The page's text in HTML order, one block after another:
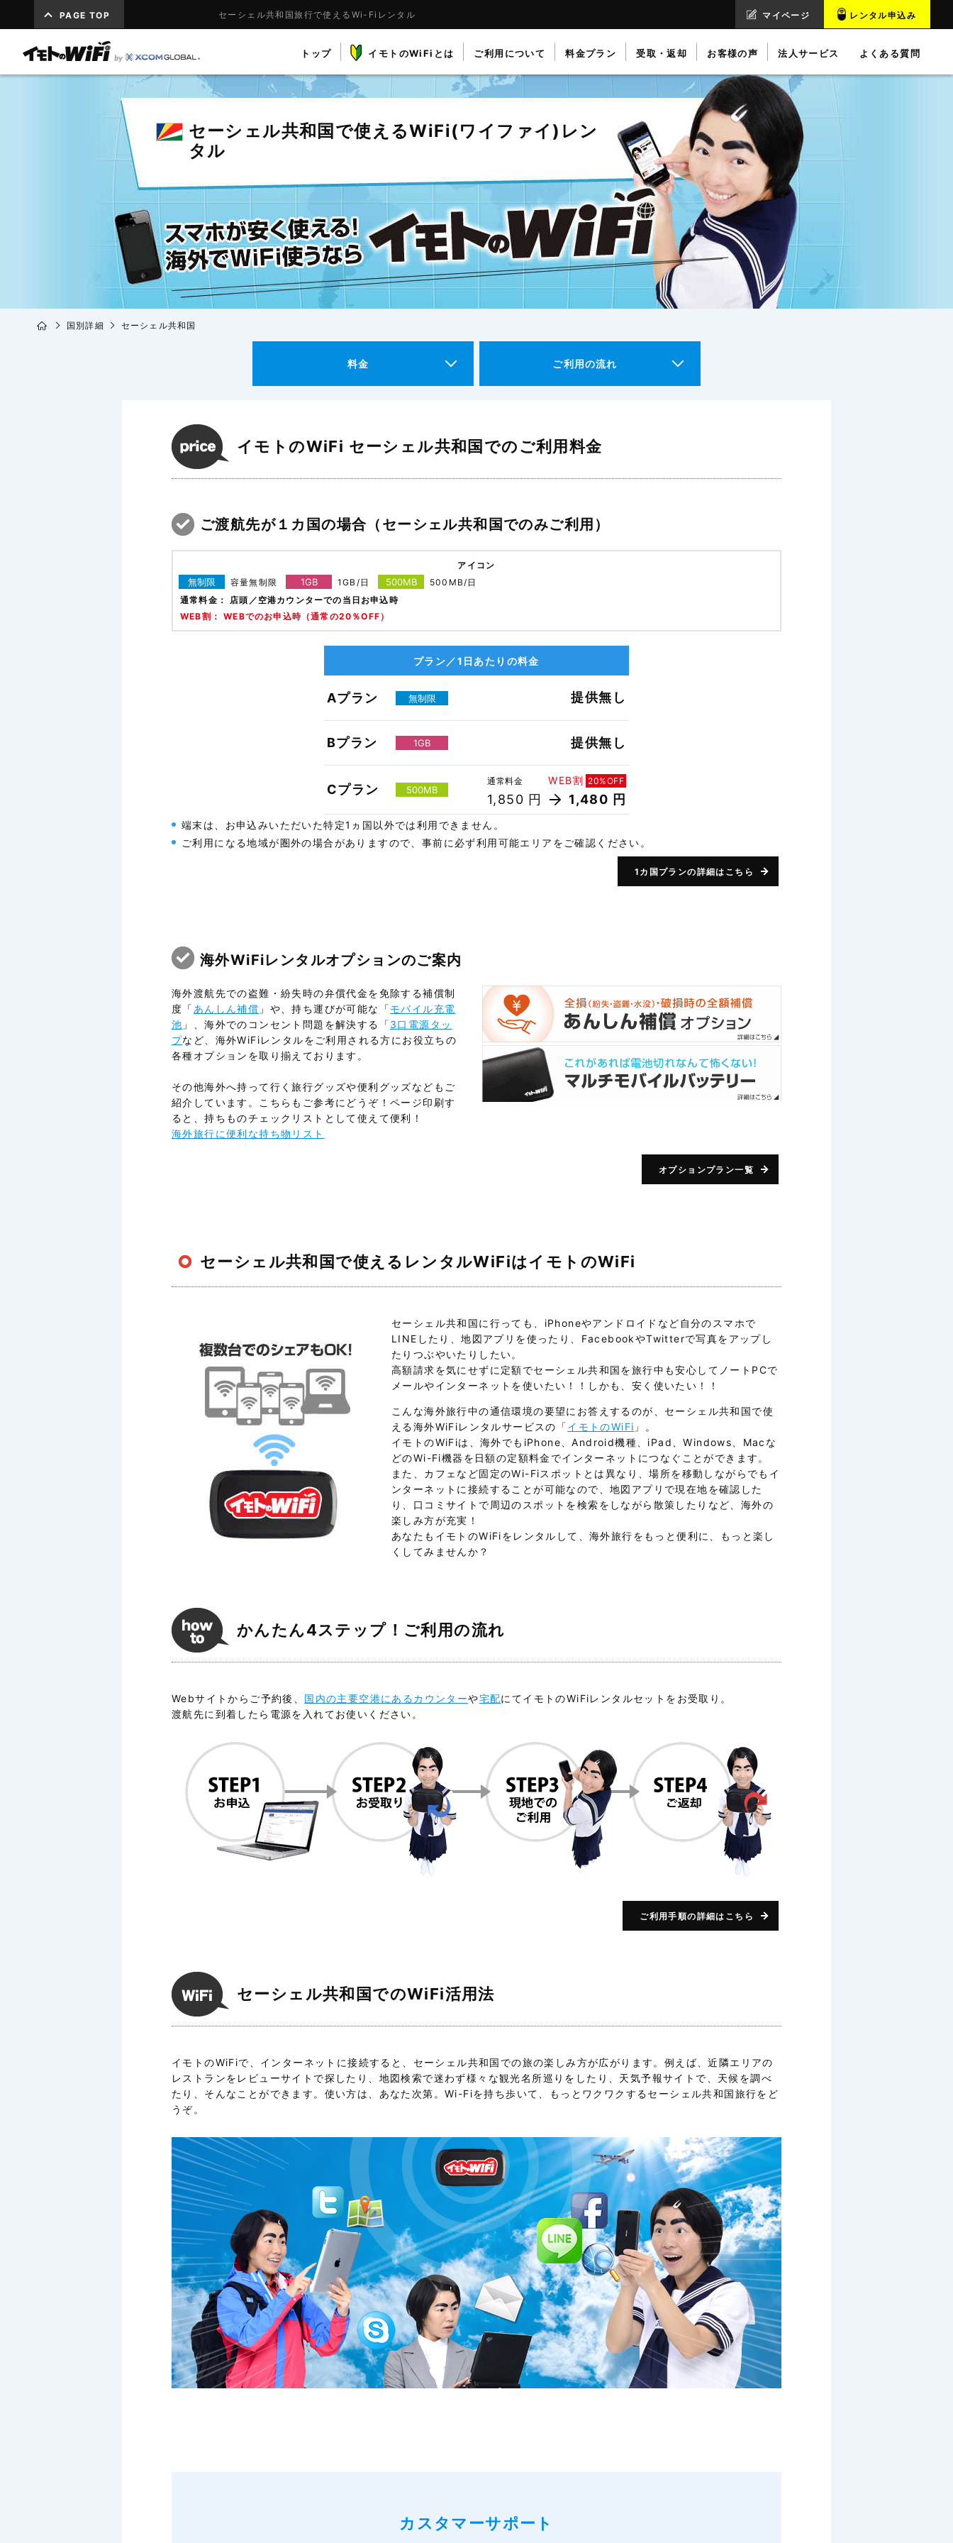
セーシェル共和国旅行で使えるWi-Fiレンタル
PAGE TOP マイページ レンタル申込み
トップ イモトのWiFiとは ご利用について 料金プラン 受取・返却 お客様の声 法人サービス よくある質問
セーシェル共和国で使えるWiFi(ワイファイ)レン
タル
国別詳細 セーシェル共和国
料金 ご利用の流れ
イモトのWiFi セーシェル共和国でのご利用料金
ご渡航先が１カ国の場合（セーシェル共和国でのみご利用）
アイコン
無制限 容量無制限 1GB 1GB/日 500MB
500MB/日
通常料金：
店頭／空港カウンターでの当日お申込時
WEB割： WEBでのお申込時（通常の20％OFF）
プラン／1日あたりの料金
Aプラン 無制限 提供無し
Bプラン 1GB 提供無し
Cプラン 500MB
通常料金 WEB割 20%OFF
1,850 円 1,480 円
端末は、お申込みいただいた特定1ヵ国以外では利用できません。
ご利用になる地域が圏外の場合がありますので、事前に必ず利用可能エリアをご確認ください。
1カ国プランの詳細はこちら
海外WiFiレンタルオプションのご案内
海外渡航先での盗難・紛失時の弁償代金を免除する補償制
度「 あんしん補償 」や、持ち運びが可能な「モバイル充電
池 」、海外でのコンセント問題を解決する「3口電源タッ
プなど、海外WiFiレンタルをご利用される方にお役立ちの
各種オプションを取り揃えております。
その他海外へ持って行く旅行グッズや便利グッズなどもご
紹介しています。こちらもご参考にどうぞ！ページ印刷す
ると、持ちものチェックリストとして使えて便利！
海外旅行に便利な持ち物リスト
オプションプラン一覧
セーシェル共和国で使えるレンタルWiFiはイモトのWiFi
セーシェル共和国に行っても、iPhoneやアンドロイドなど自分のスマホで
LINEしたり、地図アプリを使ったり、FacebookやTwitterで写真をアップし
たりつぶやいたりしたい。
高額請求を気にせずに定額でセーシェル共和国を旅行中も安心してノートPCで
メールやインターネットを使いたい！！しかも、安く使いたい！！
こんな海外旅行中の通信環境の要望にお答えするのが、セーシェル共和国で使
える海外WiFiレンタルサービスの「イモトのWiFi 」。
イモトのWiFiは、海外でもiPhone、Android機種、iPad、Windows、Macな
どのWi-Fi機器を日額の定額料金でインターネットにつなぐことができます。
また、カフェなど固定のWi-Fiスポットとは異なり、場所を移動しながらでもイ
ンターネットに接続することが可能なので、地図アプリで現在地を確認した
り、口コミサイトで周辺のスポットを検索をしながら散策したりなど、海外の
楽しみ方が充実！
あなたもイモトのWiFiをレンタルして、海外旅行をもっと便利に、もっと楽し
くしてみませんか？
かんたん4ステップ！ご利用の流れ
Webサイトからご予約後、 国内の主要空港にあるカウンターや宅配にてイモトのWiFiレンタルセットをお受取り。
渡航先に到着したら電源を入れてお使いください。
ご利用手順の詳細はこちら
セーシェル共和国でのWiFi活用法
イモトのWiFiで、インターネットに接続すると、セーシェル共和国での旅の楽しみ方が広がります。例えば、近隣エリアの
レストランをレビューサイトで探したり、地図検索で迷わず様々な観光名所巡りをしたり、天気予報サイトで、天候を調べ
たり、そんなことができます。使い方は、あなた次第。Wi-Fiを持ち歩いて、もっとワクワクするセーシェル共和国旅行をど
うぞ。
カスタマーサポート